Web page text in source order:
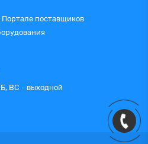
поставщиков
ВС - выходной